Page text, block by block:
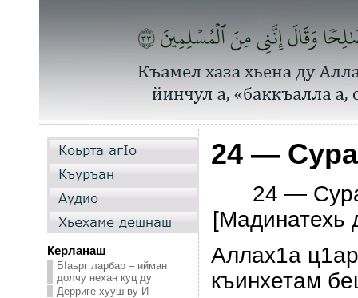
Керланаш
БIаьрг ларбар – ийман
долчу нехан куц ду
Дерриге хууш ву И
24 —
24 —
[Мадинатехь
Аллах1а
къинхетам